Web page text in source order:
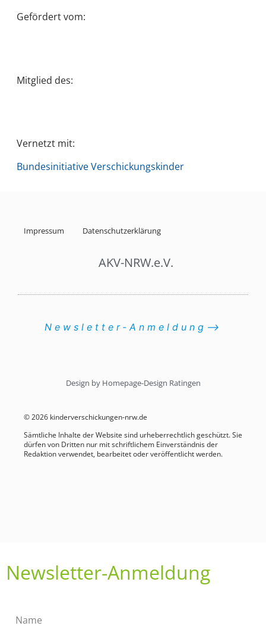
Gefördert vom:
Mitglied des:
Vernetzt mit:
Bundesinitiative Verschickungskinder
Impressum Datenschutzerklärung
AKV-NRW.e.V.
Newsletter-Anmeldung⟶
Design by Homepage-Design Ratingen
© 2026 kinderverschickungen-nrw.de
Sämtliche Inhalte der Website sind urheberrechtlich geschützt. Sie
dürfen von Dritten nur mit schriftlichem Einverständnis der
Redaktion verwendet, bearbeitet oder veröffentlicht werden.
Newsletter-Anmeldung